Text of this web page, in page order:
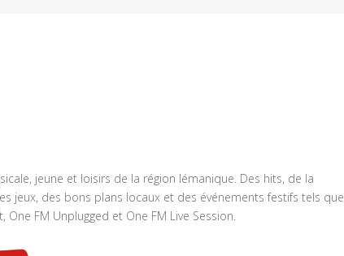
jeune et loisirs de la région lémanique. Des hits, de la
jeux, des bons plans locaux et des événements festifs tels que
One FM Unplugged et One FM Live Session.